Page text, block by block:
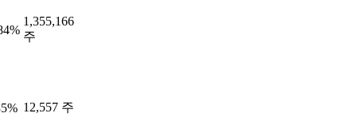
1,355,166
주
12,557 주